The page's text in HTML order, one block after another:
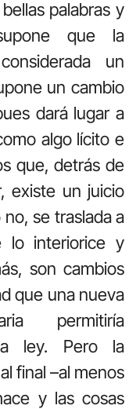
palabras y
que la
un
un cambio
dará lugar a
algo lícito e
que, detrás de
existe un juicio
se traslada a
lo interiorice y
son cambios
que una nueva
permitiría
ley. Pero la
final –al menos
y las cosas